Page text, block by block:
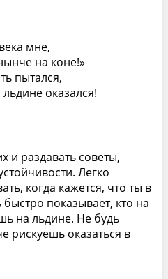
мне,
на коне!»
пытался,
оказался!
и раздавать советы,
Легко
когда кажется, что ты в
показывает, кто на
на льдине. Не будь
оказаться в